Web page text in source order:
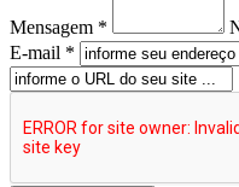
Mensagem *
E-mail *